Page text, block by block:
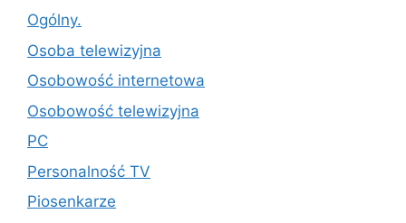
Ogólny.
Osoba telewizyjna
Osobowość internetowa
Osobowość telewizyjna
PC
Personalność TV
Piosenkarze